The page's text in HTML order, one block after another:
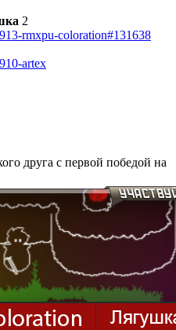
2
rmxpu-coloration#131638
artex
друга с первой победой на